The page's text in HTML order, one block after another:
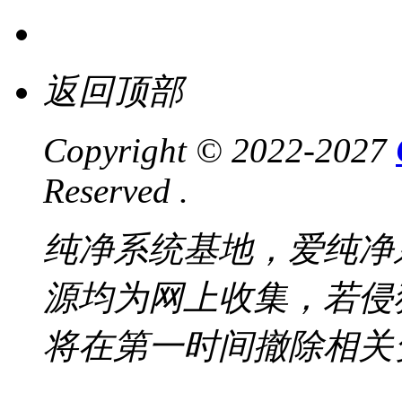
返回顶部
Copyright © 2022-2027
Reserved .
纯净系统基地，爱纯
源均为网上收集，若
将在第一时间撤除相